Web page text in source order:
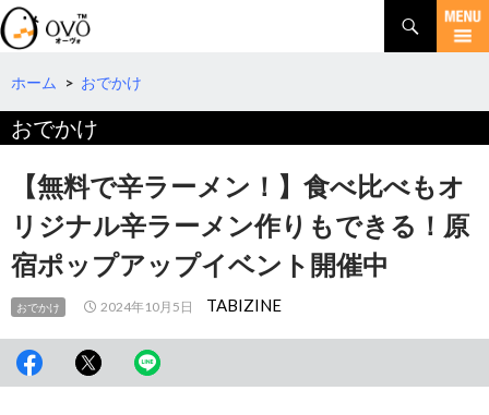
検
索
コ
テ
ツ
へ
ホーム > おでかけ
おでかけ
【無料で辛ラーメン！】食べ比べもオ
リジナル辛ラーメン作りもできる！原
宿ポップアップイベント開催中
おでかけ 2024年10月5日 TABIZINE